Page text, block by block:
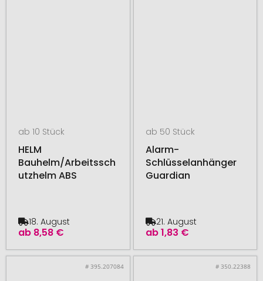
ab 10 Stück
HELM
Bauhelm/Arbeitssch
utzhelm ABS
ab 8,58 €
18. August
ab 50 Stück
Alarm-
Schlüsselanhänger
Guardian
ab1,83 €
21. August
# 395.207084 # 350.22388